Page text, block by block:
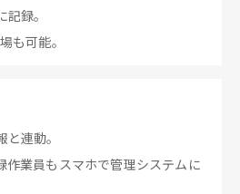
録。
も可能。
連動。
作業員もスマホで管理システムに